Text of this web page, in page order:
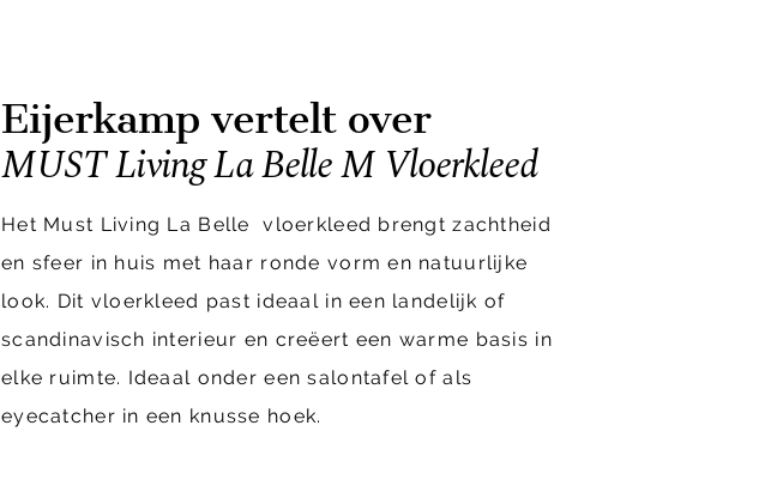
Eijerkamp vertelt over
MUST Living La Belle M Vloerkleed
Het Must Living La Belle vloerkleed brengt zachtheid
en sfeer in huis met haar ronde vorm en natuurlijke
look. Dit vloerkleed past ideaal in een landelijk of
scandinavisch interieur en creëert een warme basis in
elke ruimte. Ideaal onder een salontafel of als
eyecatcher in een knusse hoek.